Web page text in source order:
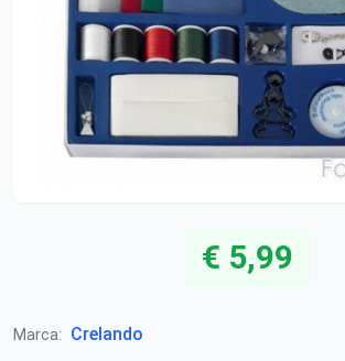
€ 5,99
Marca: Crelando